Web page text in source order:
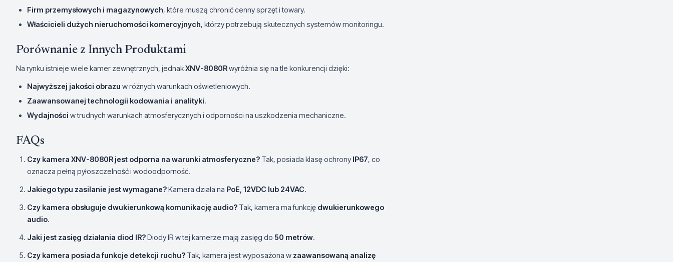
Firm przemysłowych i magazynowych, które muszą chronić cenny sprzęt i towary.
Właścicieli dużych nieruchomości komercyjnych, którzy potrzebują skutecznych systemów monitoringu.
Porównanie z Innych Produktami
Na rynku istnieje wiele kamer zewnętrznych, jednakXNV-8080Rwyróżnia się na tle konkurencji dzięki:
Najwyższej jakości obrazu w różnych warunkach oświetleniowych.
Zaawansowanej technologii kodowania i analityki.
Wydajności w trudnych warunkach atmosferycznych i odporności na uszkodzenia mechaniczne.
FAQs
Czy kamera XNV-8080R jest odporna na warunki atmosferyczne? Tak, posiada klasę ochrony IP67, co
oznacza pełną pyłoszczelność i wodoodporność.
Jakiego typu zasilanie jest wymagane?Kamera działa na PoE, 12VDC lub 24VAC.
Czy kamera obsługuje dwukierunkową komunikację audio? Tak, kamera ma funkcję dwukierunkowego
audio.
Jaki jest zasięg działania diod IR?Diody IR w tej kamerze mają zasięg do 50 metrów.
Czy kamera posiada funkcje detekcji ruchu? Tak, kamera jest wyposażona w zaawansowaną analizę